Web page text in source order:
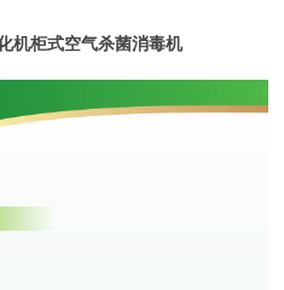
机柜式空气杀菌消毒机